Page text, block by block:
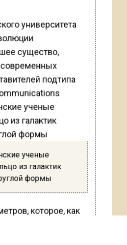
университета
существо,
подтипа
ученые
из галактик
формы
которое, как